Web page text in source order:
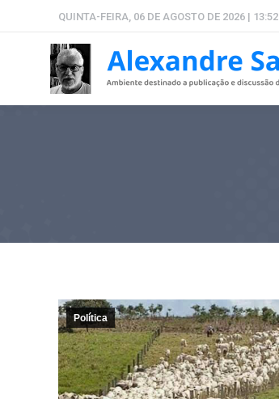
QUINTA-FEIRA, 06 DE AGOSTO DE 2026 | 13:52
Política